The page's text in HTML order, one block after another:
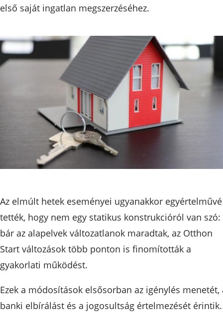
első saját ingatlan megszerzéséhez.
Az elmúlt hetek eseményei ugyanakkor egyértelművé
tették, hogy nem egy statikus konstrukcióról van szó:
bár az alapelvek változatlanok maradtak, az Otthon
Start változások több ponton is finomították a
gyakorlati működést.
Ezek a módosítások elsősorban az igénylés menetét,
banki elbírálást és a jogosultság értelmezését érintik.